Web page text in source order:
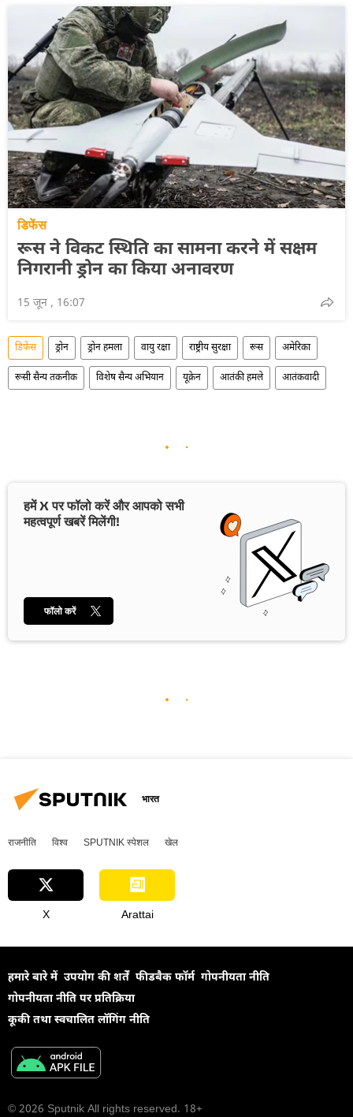
डिफेंस
रूस ने विकट स्थिति का सामना करने में सक्षम
निगरानी ड्रोन का किया अनावरण
15 जून , 16:07
डिफेंस ड्रोन ड्रोन हमला वायु रक्षा राष्ट्रीय सुरक्षा रूस अमेरिका
रूसी सैन्य तकनीक विशेष सैन्य अभियान यूक्रेन आतंकी हमले आतंकवादी
हमें X पर फॉलो करें और आपको सभी
महत्वपूर्ण खबरें मिलेंगी!
फॉलो करें
भारत
राजनीति विश्व SPUTNIK स्पेशल खेल
X Arattai
हमारे बारे में उपयोग की शर्तें फीडबैक फॉर्म गोपनीयता नीति
गोपनीयता नीति पर प्रतिक्रिया
कूकी तथा स्वचालित लॉगिंग नीति
© 2026 Sputnik All rights reserved. 18+